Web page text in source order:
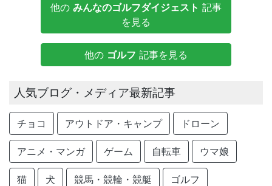
他の みんなのゴルフダイジェスト 記事
を見る
他の ゴルフ 記事を見る
人気ブログ・メディア最新記事
チョコ アウトドア・キャンプ ドローン
アニメ・マンガ ゲーム 自転車 ウマ娘
猫 犬 競馬・競輪・競艇 ゴルフ